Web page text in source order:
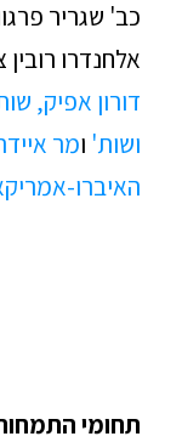
כב' שגריר
אלחנדרו רובין
דורון אפיק,
ושות' ומר
האיברו-
תחומי